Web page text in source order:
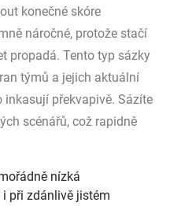
konečné skóre
náročné, protože stačí
propadá. Tento typ sázky
týmů a jejich aktuální
překvapivě. Sázíte
scénářů, což rapidně
nízká
při zdánlivě jistém